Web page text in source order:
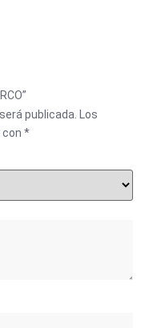
publicada. Los
*